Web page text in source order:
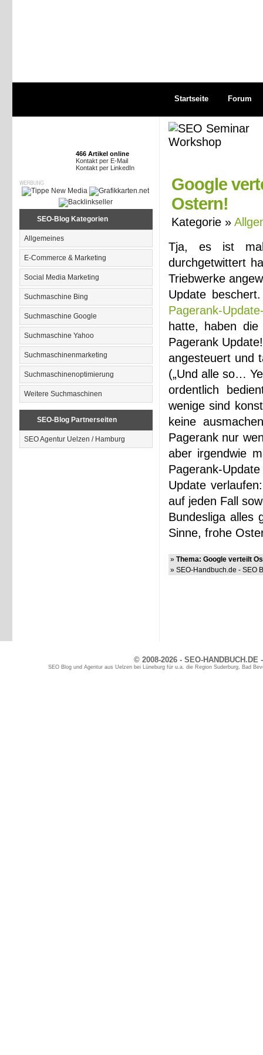
Startseite Forum
466 Artikel online
Kontakt per E-Mail
Kontakt per LinkedIn
SEO-Blog Kategorien
Allgemeines
E-Commerce & Marketing
Social Media Marketing
Suchmaschine Bing
Suchmaschine Google
Suchmaschine Yahoo
Suchmaschinenmarketing
Suchmaschinenoptimierung
Weitere Suchmaschinen
SEO-Blog Partnerseiten
SEO Agentur Uelzen / Hamburg
Google
Ostern!
Kategorie »
Tja, es ist
durchgetwittert
Triebwerke
Update
Pagerank-
hatte, haben
Pagerank
angesteuert und
(„Und alle so…
ordentlich
wenige sind
keine
Pagerank nur
aber irgendwie
Pagerank-
Update
auf jeden Fall
Bundesliga alles
Sinne, frohe
» Thema: Google verteilt
» SEO-Handbuch.de - SEO
© 2008-2026 - SEO-
SEO Blog und Agentur aus Uelzen bei Lüneburg für u.a. die Region Suderburg, Bad